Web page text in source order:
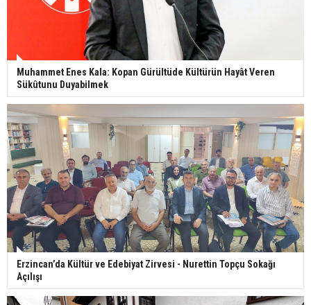
Muhammet Enes Kala: Kopan Gürültüde Kültürün Hayât Veren
Sükûtunu Duyabilmek
Erzincan’da Kültür ve Edebiyat Zirvesi - Nurettin Topçu Sokağı
Açılışı